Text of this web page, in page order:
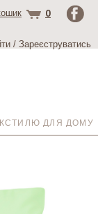
0
/ Зареєструватись
ДЛЯ ДОМУ